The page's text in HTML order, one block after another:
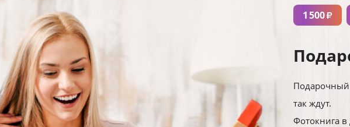
1 500₽
Подарочный
так ждут.
Фотокнига